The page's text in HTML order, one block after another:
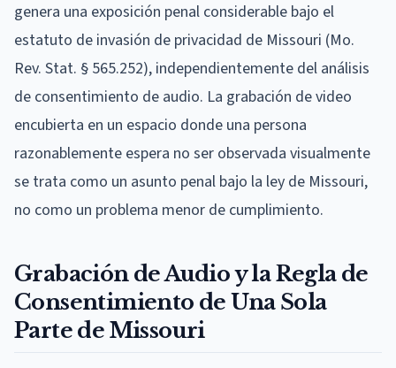
genera una exposición penal considerable bajo el
estatuto de invasión de privacidad de Missouri (Mo.
Rev. Stat. § 565.252), independientemente del análisis
de consentimiento de audio. La grabación de video
encubierta en un espacio donde una persona
razonablemente espera no ser observada visualmente
se trata como un asunto penal bajo la ley de Missouri,
no como un problema menor de cumplimiento.
Grabación de Audio y la Regla de
Consentimiento de Una Sola
Parte de Missouri